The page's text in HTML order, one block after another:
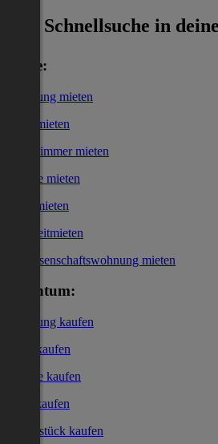
Schnellsuche in
Miete:
Wohnung mieten
Haus mieten
WG-Zimmer mieten
Garage mieten
Büro mieten
Kurzzeitmieten
Genossenschaftswohnung mieten
Eigentum:
Wohnung kaufen
Haus kaufen
Garage kaufen
Büro kaufen
Grundstück kaufen